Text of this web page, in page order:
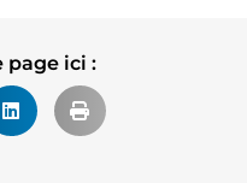
page ici :